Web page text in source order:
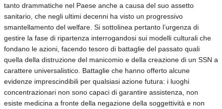
tanto drammatiche nel Paese anche a causa del suo assetto
sanitario, che negli ultimi decenni ha visto un progressivo
smantellamento del welfare. Si sottolinea pertanto l’urgenza di
gestire la fase di ripartenza interrogandosi sui modelli culturali che
fondano le azioni, facendo tesoro di battaglie del passato quali
quella della distruzione del manicomio e della creazione di un SSN a
carattere universalistico. Battaglie che hanno offerto alcune
evidenze imprescindibili per qualsiasi azione futura: i luoghi
concentrazionari non sono capaci di garantire assistenza, non
esiste medicina a fronte della negazione della soggettività e non